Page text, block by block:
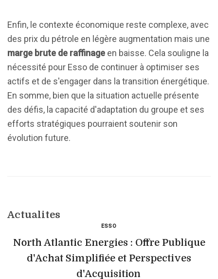
Enfin, le contexte économique reste complexe, avec
des prix du pétrole en légère augmentation mais une
marge brute de raffinage en baisse. Cela souligne la
nécessité pour Esso de continuer à optimiser ses
actifs et de s'engager dans la transition énergétique.
En somme, bien que la situation actuelle présente
des défis, la capacité d'adaptation du groupe et ses
efforts stratégiques pourraient soutenir son
évolution future.
Actualites
ESSO
North Atlantic Energies : Offre Publique
d'Achat Simplifiée et Perspectives
d'Acquisition